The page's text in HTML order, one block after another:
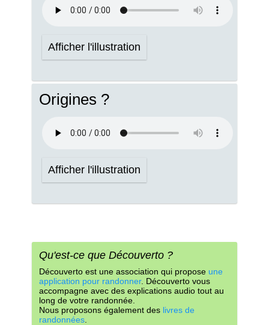
Afficher l'illustration
Origines ?
Afficher l'illustration
Qu'est-ce que Découverto ?
Découverto est une association qui propose une
application pour randonner. Découverto vous
accompagne avec des explications audio tout au
long de votre randonnée.
Nous proposons également des livres de
randonnées